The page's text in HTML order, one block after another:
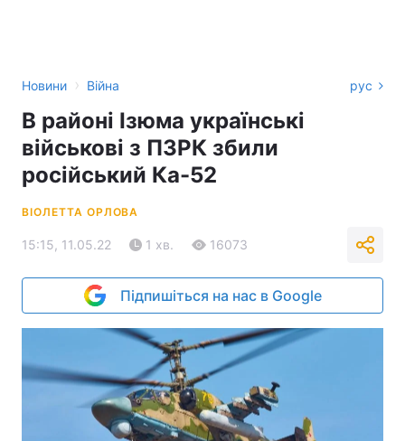
Новини › Війна рус
В районі Ізюма українські
військові з ПЗРК збили
російський Ка-52
ВІОЛЕТТА ОРЛОВА
15:15, 11.05.22 1 хв. 16073
Підпишіться на нас в Google